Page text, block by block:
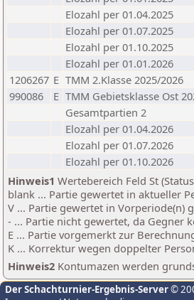
Elozahl per 01.04.2025
Elozahl per 01.07.2025
Elozahl per 01.10.2025
Elozahl per 01.01.2026
1206267 E TMM 2.Klasse 2025/2026
990086
E TMM Gebietsklasse Ost
Gesamtpartien 2
Elozahl per 01.04.2026
Elozahl per 01.07.2026
Elozahl per 01.10.2026
Hinweis1 Wertebereich Feld St
blank ... Partie gewertet in aktueller
V ... Partie gewertet in Vorperiode(n)
- ... Partie nicht gewertet, da Gegner
E ... Partie vorgemerkt zur
K ... Korrektur wegen doppelter
Hinweis2 Kontumazen werden
Der Schachturnier-Ergebnis-Server©